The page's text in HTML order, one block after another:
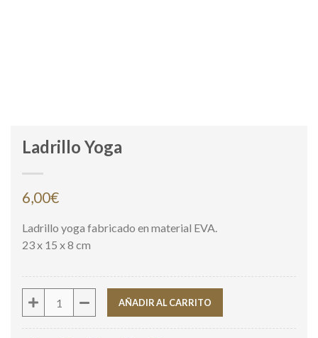
Ladrillo Yoga
6,00€
Ladrillo yoga fabricado en material EVA.
23 x 15 x 8 cm
Cantidad AÑADIR AL CARRITO